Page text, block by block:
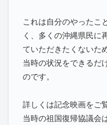
これは自分のやったこ
く、多くの沖縄県民に
ていただきたくないた
当時の状況をできるだ
のです。
詳しくは記念映画をご
当時の祖国復帰協議会